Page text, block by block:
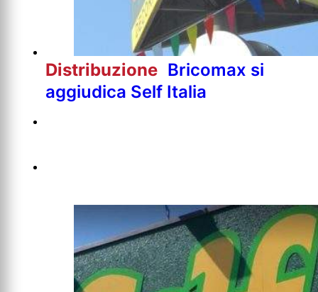
Distribuzione Bricomax si
aggiudica Self Italia